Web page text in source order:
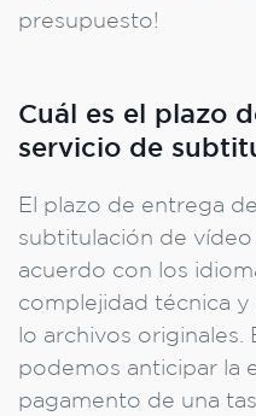
presupuesto!
Cuál es el plazo
servicio de
El plazo de entrega
subtitulación de
acuerdo con los
complejidad técnica
lo archivos originales.
podemos anticipar la
pagamento de una